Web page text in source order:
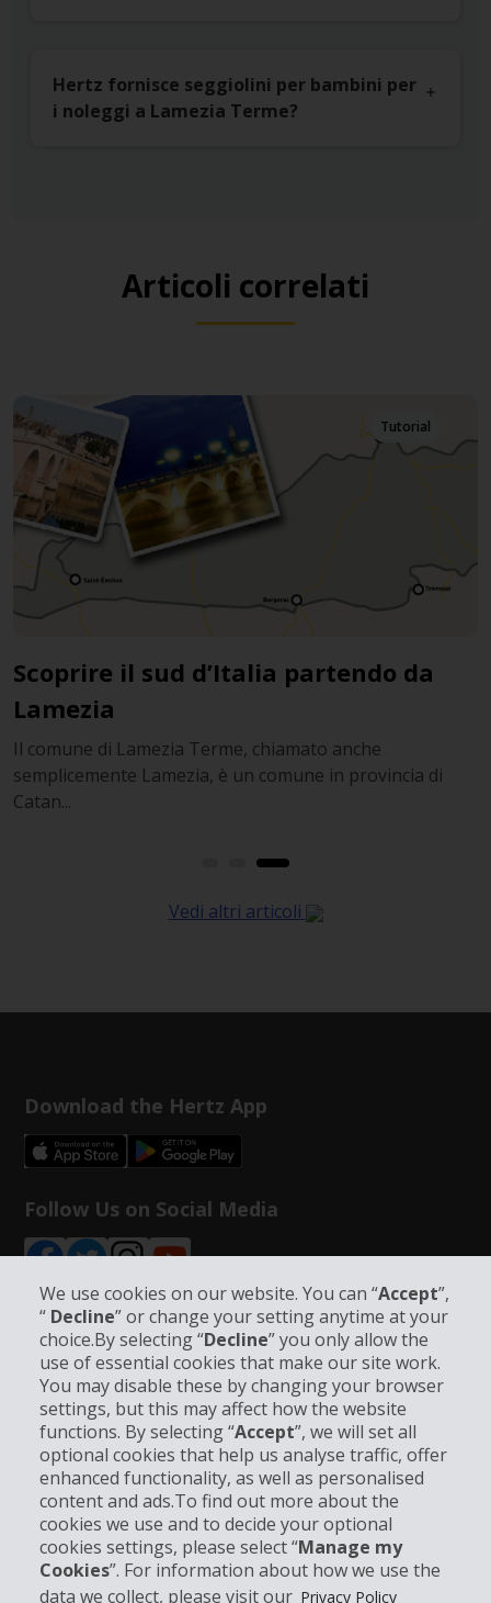
We use cookies on our website. You can “Accept”,
“ Decline” or change your setting anytime at your
choice.By selecting “Decline” you only allow the
use of essential cookies that make our site work.
You may disable these by changing your browser
settings, but this may affect how the website
functions. By selecting “Accept”, we will set all
optional cookies that help us analyse traffic, offer
enhanced functionality, as well as personalised
content and ads.To find out more about the
cookies we use and to decide your optional
cookies settings, please select “Manage my
Cookies”. For information about how we use the
data we collect, please visit our Privacy Policy
Hertz fornisce seggiolini per bambini per
i noleggi a Lamezia Terme?
Articoli correlati
Tutorial
il sud d’Italia partendo da
di Lamezia Terme, chiamato anche
Lamezia, è un comune in provincia di
Vedi altri articoli
Download the Hertz App
Follow Us on Social Media
Info su Hertz
Business
Customer Service
Prenota con Hertz